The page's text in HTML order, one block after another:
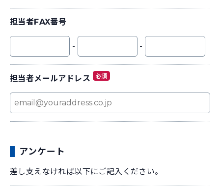
担当者FAX番号
- -
担当者メールアドレス 必須
アンケート
差し支えなければ以下にご記入ください。